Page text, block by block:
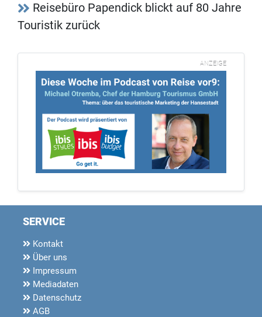
Reisebüro Papendick blickt auf 80 Jahre
Touristik zurück
ANZEIGE
SERVICE
Kontakt
Über uns
Impressum
Mediadaten
Datenschutz
AGB